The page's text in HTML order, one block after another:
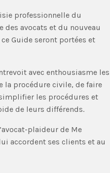
professionnelle du
des avocats et du nouveau
Guide seront portées et
avec enthousiasme les
la procédure civile, de faire
les procédures et
de leurs différends.
plaideur de Me
accordent ses clients et au